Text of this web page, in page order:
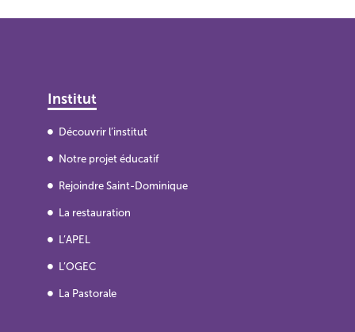
Institut
Découvrir l’institut
Notre projet éducatif
Rejoindre Saint-Dominique
La restauration
L’APEL
L’OGEC
La Pastorale